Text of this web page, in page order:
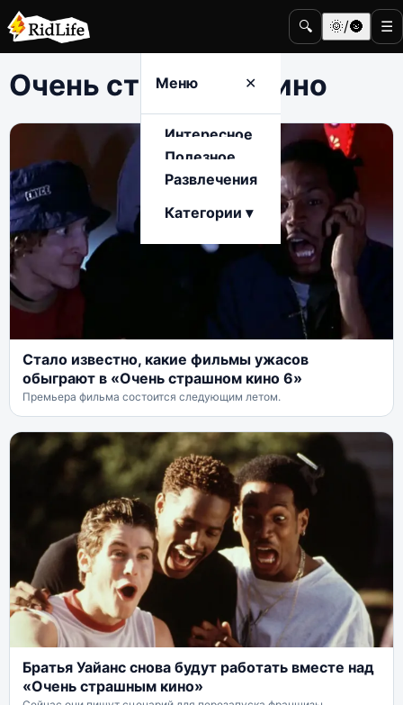
🔍 🌞/🌚 ☰
Меню ✕
Интересное
Полезное
Развлечения
Категории ▾
Очень страшное кино
Стало известно, какие фильмы ужасов
обыграют в «Очень страшном кино 6»
Премьера фильма состоится следующим летом.
Братья Уайанс снова будут работать вместе над
«Очень страшным кино»